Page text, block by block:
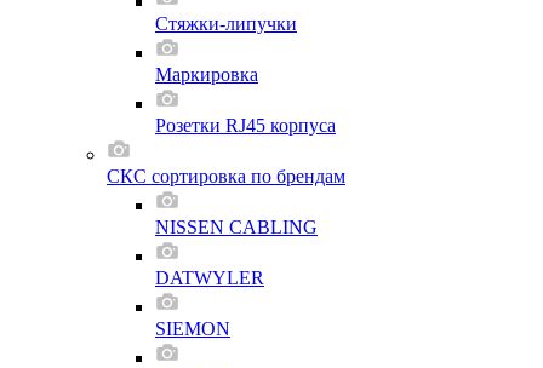
Стяжки-липучки
Маркировка
Розетки RJ45 корпуса
СКС сортировка по брендам
NISSEN CABLING
DATWYLER
SIEMON